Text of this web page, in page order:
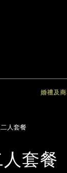
婚禮及
人套餐
套餐